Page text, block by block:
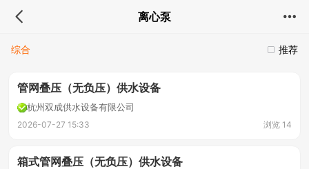
离心泵
推荐
综合
管网叠压（无负压）供水设备
杭州双成供水设备有限公司
2026-07-27 15:33 浏览 14
箱式管网叠压（无负压）供水设备